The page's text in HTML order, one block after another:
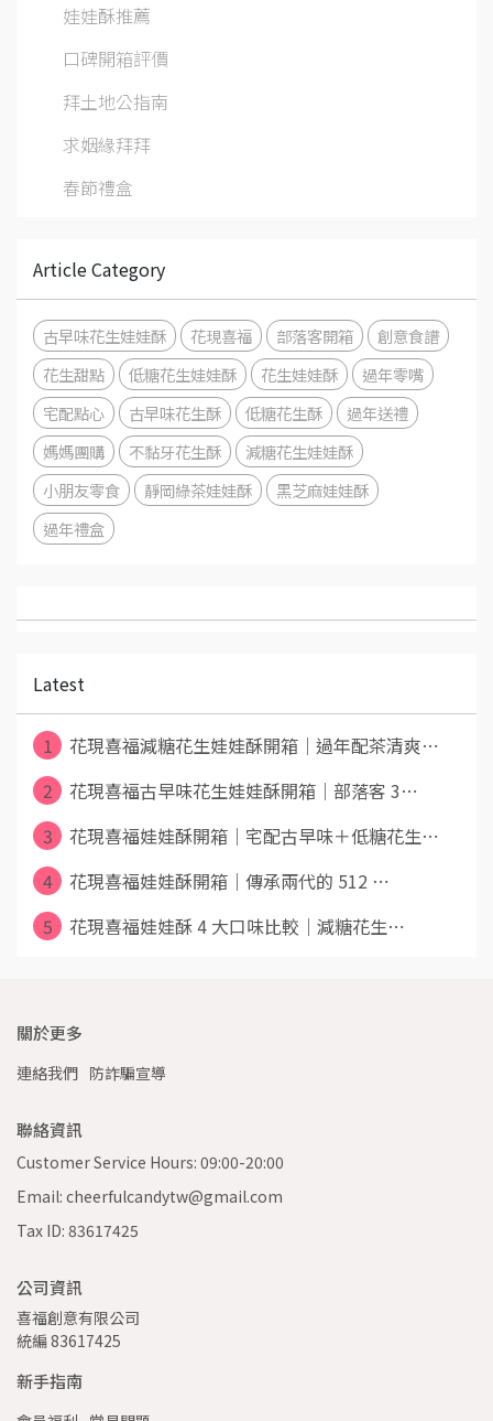
娃娃酥推薦
口碑開箱評價
拜土地公指南
求姻緣拜拜
春節禮盒
Article Category
古早味花生娃娃酥 花現喜福 部落客開箱
創意食譜
花生甜點
低糖花生娃娃酥 花生娃娃酥
過年零嘴
宅配點心
古早味花生酥 低糖花生酥
過年送禮
媽媽團購
不黏牙花生酥
減糖花生娃娃酥
小朋友零食
靜岡綠茶娃娃酥
黑芝麻娃娃酥
過年禮盒
Latest
1
花現喜福減糖花生娃娃酥開箱｜過年配茶清爽⋯
2
花現喜福古早味花生娃娃酥開箱｜部落客 3⋯
3
花現喜福娃娃酥開箱｜宅配古早味＋低糖花生⋯
4
花現喜福娃娃酥開箱｜傳承兩代的 512 ⋯
5
花現喜福娃娃酥 4 大口味比較｜減糖花生⋯
關於更多
連絡我們 防詐騙宣導
聯絡資訊
Customer Service Hours: 09:00-20:00
Email: cheerfulcandytw@gmail.com
Tax ID: 83617425
公司資訊
喜福創意有限公司
統編 83617425
新手指南